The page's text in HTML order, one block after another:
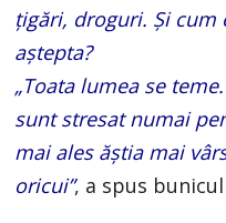
țigări, droguri. Şi cum
aștepta?
„Toata lumea se
sunt stresat numai
mai ales ăștia mai
oricui”, a spus